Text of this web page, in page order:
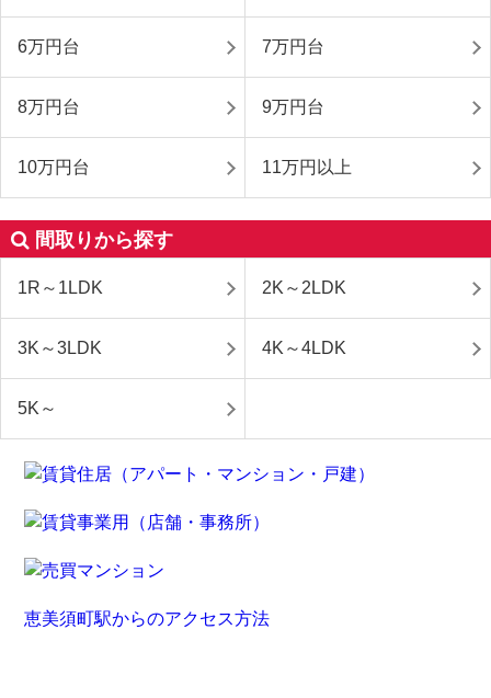
6万円台 7万円台
8万円台 9万円台
10万円台 11万円以上
間取りから探す
1R～1LDK 2K～2LDK
3K～3LDK 4K～4LDK
5K～
恵美須町駅からのアクセス方法